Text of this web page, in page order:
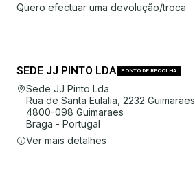
Quero efectuar uma devolução/troca
SEDE JJ PINTO LDA PONTO DE RECOLHA
Sede JJ Pinto Lda
Rua de Santa Eulalia, 2232 Guimaraes
4800-098 Guimaraes
Braga - Portugal
Ver mais detalhes